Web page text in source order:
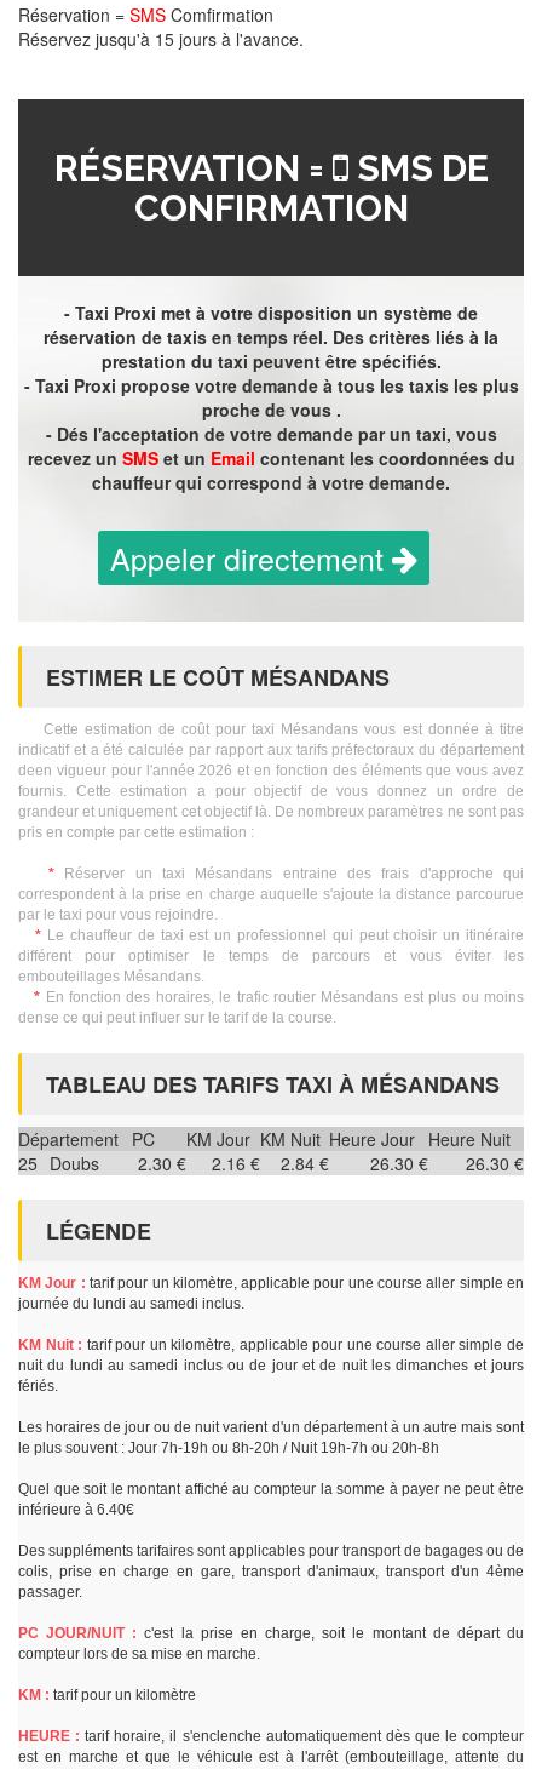
Réservation = SMS Comfirmation
Réservez jusqu'à 15 jours à l'avance.
RÉSERVATION =
SMS DE
CONFIRMATION
- Taxi Proxi met à votre disposition un système de
réservation de taxis en temps réel. Des critères liés à la
prestation du taxi peuvent être spécifiés.
- Taxi Proxi propose votre demande à tous les taxis les plus
proche de vous .
- Dés l'acceptation de votre demande par un taxi, vous
recevez un SMSet un Email contenant les coordonnées du
chauffeur qui correspond à votre demande.
Appeler directement
ESTIMER LE COÛT MÉSANDANS
Cette estimation de coût pour taxi Mésandans vous est donnée à titre
indicatif et a été calculée par rapport aux tarifs préfectoraux du département
deen vigueur pour l'année 2026 et en fonction des éléments que vous avez
fournis. Cette estimation a pour objectif de vous donnez un ordre de
grandeur et uniquement cet objectif là. De nombreux paramètres ne sont pas
pris en compte par cette estimation :
* Réserver un taxi Mésandans entraine des frais d'approche qui
correspondent à la prise en charge auquelle s'ajoute la distance parcourue
par le taxi pour vous rejoindre.
* Le chauffeur de taxi est un professionnel qui peut choisir un itinéraire
différent pour optimiser le temps de parcours et vous éviter les
embouteillages Mésandans.
* En fonction des horaires, le trafic routier Mésandans est plus ou moins
dense ce qui peut influer sur le tarif de la course.
TABLEAU DES TARIFS TAXI À MÉSANDANS
Département PC KM Jour KM Nuit Heure Jour Heure Nuit
25 Doubs 2.30 € 2.16 € 2.84 € 26.30 € 26.30 €
LÉGENDE
KM Jour : tarif pour un kilomètre, applicable pour une course aller simple en
journée du lundi au samedi inclus.
KM Nuit : tarif pour un kilomètre, applicable pour une course aller simple de
nuit du lundi au samedi inclus ou de jour et de nuit les dimanches et jours
fériés.
Les horaires de jour ou de nuit varient d'un département à un autre mais sont
le plus souvent : Jour 7h-19h ou 8h-20h / Nuit 19h-7h ou 20h-8h
Quel que soit le montant affiché au compteur la somme à payer ne peut être
inférieure à 6.40€
Des suppléments tarifaires sont applicables pour transport de bagages ou de
colis, prise en charge en gare, transport d'animaux, transport d'un 4ème
passager.
PC JOUR/NUIT : c'est la prise en charge, soit le montant de départ du
compteur lors de sa mise en marche.
KM : tarif pour un kilomètre
HEURE : tarif horaire, il s'enclenche automatiquement dès que le compteur
est en marche et que le véhicule est à l'arrêt (embouteillage, attente du